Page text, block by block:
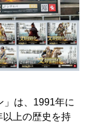
」は、1991年に
以上の歴史を持